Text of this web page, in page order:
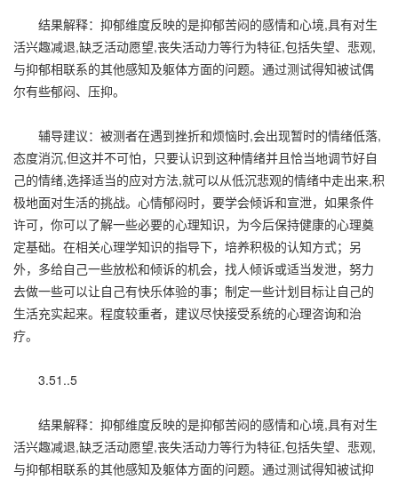
结果解释：抑郁维度反映的是抑郁苦闷的感情和心境,具有对生
活兴趣减退,缺乏活动愿望,丧失活动力等行为特征,包括失望、悲观,
与抑郁相联系的其他感知及躯体方面的问题。通过测试得知被试偶
尔有些郁闷、压抑。
辅导建议：被测者在遇到挫折和烦恼时,会出现暂时的情绪低落,
态度消沉,但这并不可怕，只要认识到这种情绪并且恰当地调节好自
己的情绪,选择适当的应对方法,就可以从低沉悲观的情绪中走出来,积
极地面对生活的挑战。心情郁闷时，要学会倾诉和宣泄，如果条件
许可，你可以了解一些必要的心理知识，为今后保持健康的心理奠
定基础。在相关心理学知识的指导下，培养积极的认知方式；另
外，多给自己一些放松和倾诉的机会，找人倾诉或适当发泄，努力
去做一些可以让自己有快乐体验的事；制定一些计划目标让自己的
生活充实起来。程度较重者，建议尽快接受系统的心理咨询和治
疗。
3.51..5
结果解释：抑郁维度反映的是抑郁苦闷的感情和心境,具有对生
活兴趣减退,缺乏活动愿望,丧失活动力等行为特征,包括失望、悲观,
与抑郁相联系的其他感知及躯体方面的问题。通过测试得知被试抑